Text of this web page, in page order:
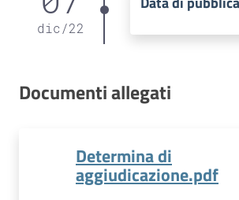
dic /22
Documenti allegati
Determina di
aggiudicazione.pdf